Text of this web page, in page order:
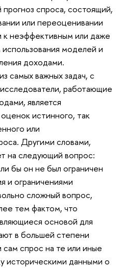
спроса, состоящий,
или переоценивании
неэффективным или даже
моделей и
доходами.
самых важных задач, с
работающие
является
истинного, так
или
Другими словами,
на следующий вопрос:
бы он не был ограничен
и ограничениями
сложный вопрос,
тем фактом, что
основой для
в большей степени
спрос на те или иные
историческими данными о